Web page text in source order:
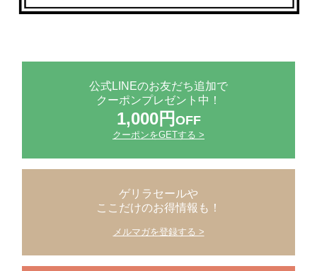
公式LINEのお友だち追加で
クーポンプレゼント中！
1,000円 OFF
クーポンをGETする >
ゲリラセールや
ここだけのお得情報も！
メルマガを登録する >